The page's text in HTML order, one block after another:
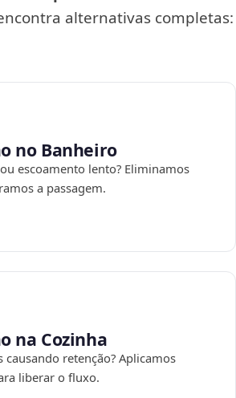
alternativas completas:
no Banheiro
escoamento lento? Eliminamos
a passagem.
na Cozinha
causando retenção? Aplicamos
liberar o fluxo.